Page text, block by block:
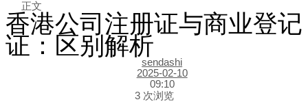
正文
香港公司注册证与商业登记
证：区别解析
sendashi
2025-02-10
09:10
3 次浏览